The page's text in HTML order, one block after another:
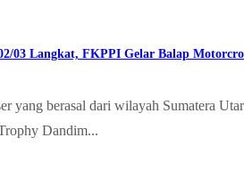
03 Langkat, FKPPI Gelar Balap
yang berasal dari wilayah Sumatera
Dandim...